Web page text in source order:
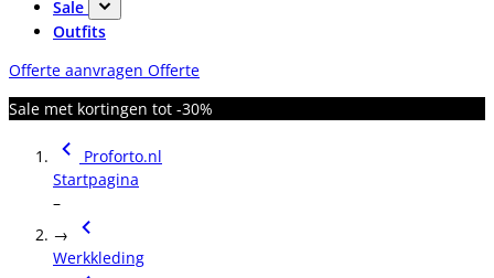
Sale
Outfits
Offerte aanvragen Offerte
Sale met kortingen tot -30%
Proforto.nl
Startpagina
–
→
Werkkleding